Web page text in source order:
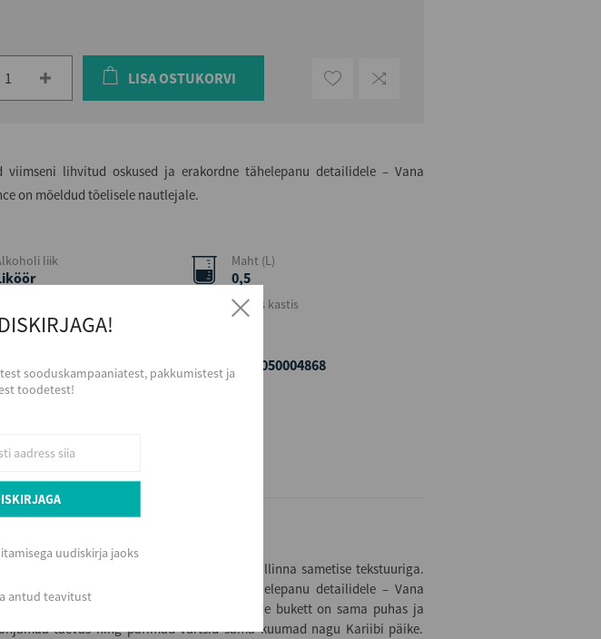
LISA OSTUKORVI
viimseni lihvitud oskused ja erakordne tähelepanu detailidele – Vana
on mõeldud tõelisele nautlejale.
liik
AS
Eesti
sisaldus
Maht (L)
0,5
Kogus kastis
4
4740050004868
või jääga.
veidi suitsune aroom harmoneerub Vana Tallinna sametise tekstuuriga.
viimseni lihvitud oskused ja erakordne tähelepanu detailidele – Vana
on mõeldud tõelisele nautlejale. Aroomide bukett on sama puhas ja
taevas ning parimad vürtsid sama kuumad nagu Kariibi päike.
sooduskampaaniatest, pakkumistest ja
toodetest!
uudiskirja jaoks
antud teavitust